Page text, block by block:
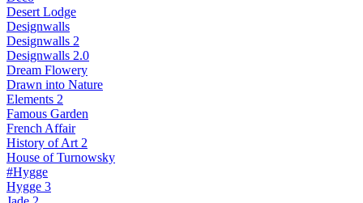
Desert Lodge
Designwalls
Designwalls 2
Designwalls 2.0
Dream Flowery
Drawn into Nature
Elements 2
Famous Garden
French Affair
History of Art 2
House of Turnowsky
#Hygge
Hygge 3